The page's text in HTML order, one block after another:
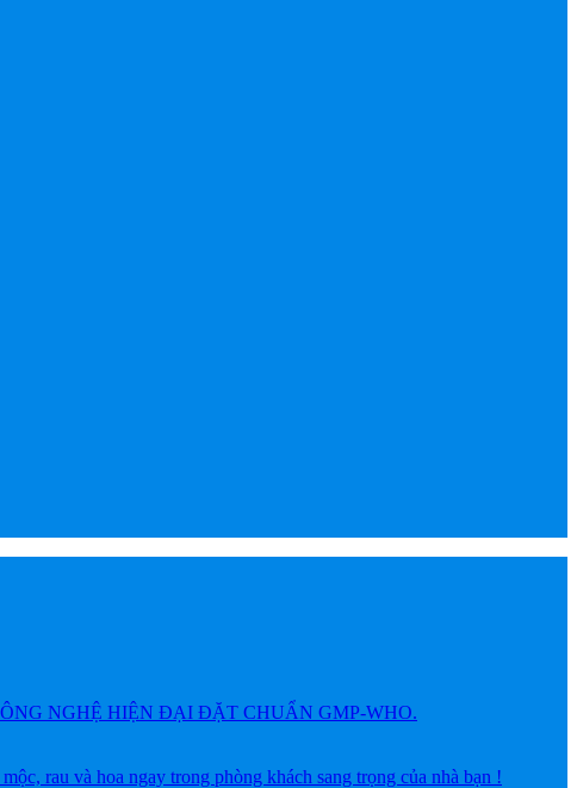
NGHỆ HIỆN ĐẠI ĐẶT CHUẨN GMP-WHO.
rau và hoa ngay trong phòng khách sang trọng của nhà bạn !